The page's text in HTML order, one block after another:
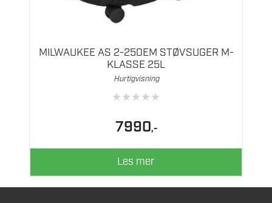
MILWAUKEE AS 2-250EM STØVSUGER M-
KLASSE 25L
Hurtigvisning
★★★★★
7990,-
Les mer